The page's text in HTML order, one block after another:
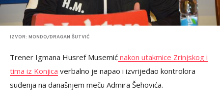
IZVOR: MONDO/DRAGAN ŠUTVIĆ
Trener Igmana Husref Musemić nakon utakmice Zrinjskog i
tima iz Konjica verbalno je napao i izvrijeđao kontrolora
suđenja na današnjem meču Admira Šehovića.